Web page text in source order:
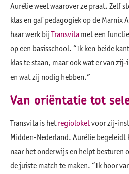
Aurélie weet waarover ze praat. Zelf
klas en gaf pedagogiek op de Marnix
haar werk bij Transvita met een
op een basisschool. “Ik ken beide
klas te staan, maar ook wat er van
en wat zij nodig hebben.”
Van oriëntatie tot
Transvita is hetregioloketvoor zij-
Midden-Nederland. Aurélie
naar het onderwijs en helpt besturen
de juiste match te maken. “Ik hoor